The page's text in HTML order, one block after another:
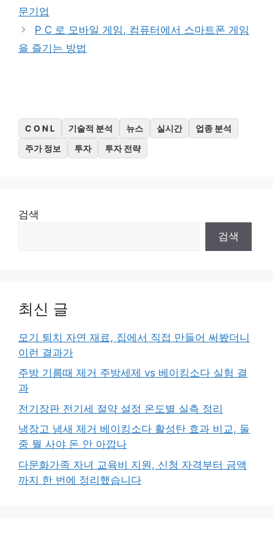
문기업
P C 로 모바일 게임, 컴퓨터에서 스마트폰 게임
을 즐기는 방법
C O N L 기술적 분석 뉴스 실시간
업종 분석
주가 정보
투자 투자 전략
검색
검색
최신 글
모기 퇴치 자연 재료, 집에서 직접 만들어 써봤더니
이런 결과가
주방 기름때 제거 주방세제 vs 베이킹소다 실험 결
과
전기장판 전기세 절약 설정 온도별 실측 정리
냉장고 냄새 제거 베이킹소다 활성탄 효과 비교, 둘
중 뭘 사야 돈 안 아깝나
다문화가족 자녀 교육비 지원, 신청 자격부터 금액
까지 한 번에 정리했습니다